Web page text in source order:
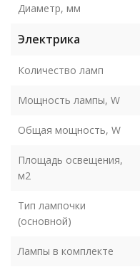
Диаметр, мм
Электрика
Количество ламп
Мощность лампы, W
Общая мощность, W
Площадь освещения,
м2
Тип лампочки
(основной)
Лампы в комплекте